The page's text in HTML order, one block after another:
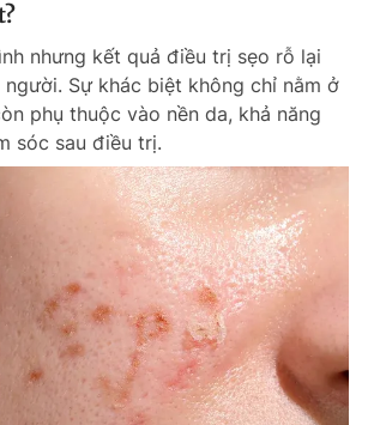
Tin 24h
Tin 360
Magazine
nhưng kết quả điều trị sẹo rỗ lại
người. Sự khác biệt không chỉ nằm ở
phụ thuộc vào nền da, khả năng
sóc sau điều trị.